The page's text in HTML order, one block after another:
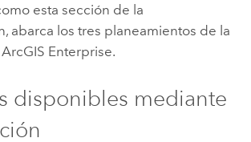
esta sección de la
abarca los tres planeamientos de la
ArcGIS Enterprise.
disponibles mediante